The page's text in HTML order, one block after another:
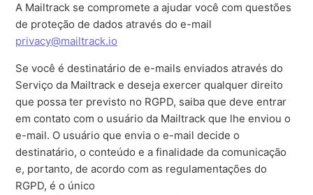
A Mailtrack se compromete a ajudar você com questões
de proteção de dados através do e-mail
privacy@mailtrack.io
Se você é destinatário de e-mails enviados através do
Serviço da Mailtrack e deseja exercer qualquer direito
que possa ter previsto no RGPD, saiba que deve entrar
em contato com o usuário da Mailtrack que lhe enviou o
e-mail. O usuário que envia o e-mail decide o
destinatário, o conteúdo e a finalidade da comunicação
e, portanto, de acordo com as regulamentações do
RGPD, é o único